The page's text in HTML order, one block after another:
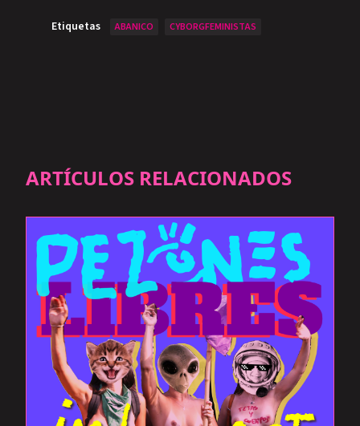
Etiquetas ABANICO CYBORGFEMINISTAS
ARTÍCULOS RELACIONADOS